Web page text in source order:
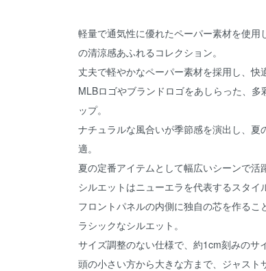
軽量で通気性に優れたペーパー素材を使用
の清涼感あふれるコレクション。
丈夫で軽やかなペーパー素材を採用し、快
MLBロゴやブランドロゴをあしらった、多
ップ。
ナチュラルな風合いが季節感を演出し、夏
適。
夏の定番アイテムとして幅広いシーンで活
シルエットはニューエラを代表するスタイ
フロントパネルの内側に独自の芯を作るこ
ラシックなシルエット。
サイズ調整のない仕様で、約1cm刻みのサ
頭の小さい方から大きな方まで、ジャスト